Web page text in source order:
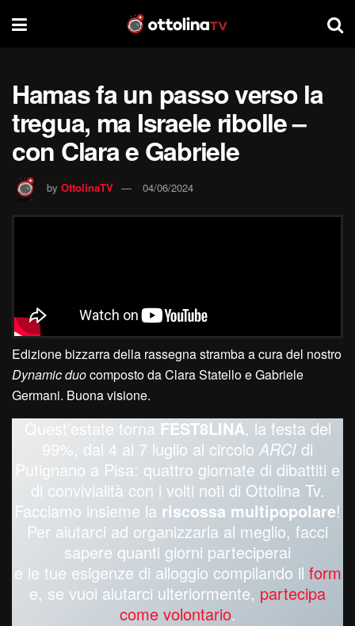
Hamas fa un passo verso la
tregua, ma Israele ribolle –
con Clara e Gabriele
by OttolinaTV 04/06/2024
Edizione bizzarra della rassegna stramba a cura del nostro
Dynamic duocomposto da Clara Statello e Gabriele
Germani. Buona visione.
Quest’estate torna FEST8LINA, la festa del
99%, dal 4 al 7 luglio al circolo ARCI di
Putignano a Pisa: quattro giornate di dibattiti e
di convivialità con i volti noti di Ottolina Tv.
Facciamo insieme la riscossa multipopolare!
Per aiutarci ad organizzarla al meglio, facci
sapere quanti giorni parteciperai
e le tue esigenze di alloggio compilando il form
e, se vuoi aiutarci ulteriormente, partecipa
come volontario.